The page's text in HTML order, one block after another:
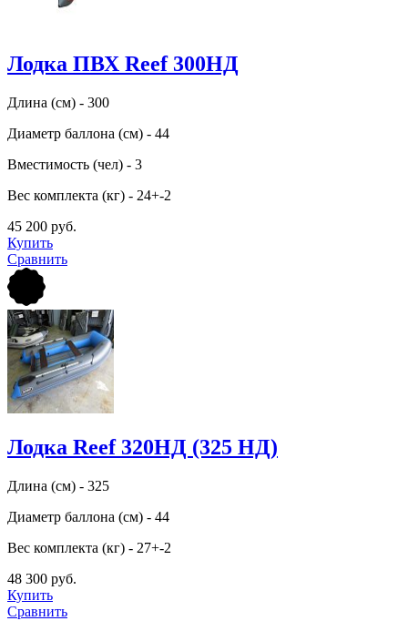
Лодка ПВХ Reef 300НД
Длина (см) - 300
Диаметр баллона (см) - 44
Вместимость (чел) - 3
Вес комплекта (кг) - 24+-2
45 200 руб.
Купить
Сравнить
Лодка Reef 320НД (325 НД)
Длина (см) - 325
Диаметр баллона (см) - 44
Вес комплекта (кг) - 27+-2
48 300 руб.
Купить
Сравнить